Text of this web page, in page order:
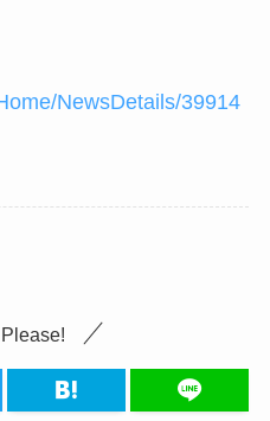
NewsDetails/39914